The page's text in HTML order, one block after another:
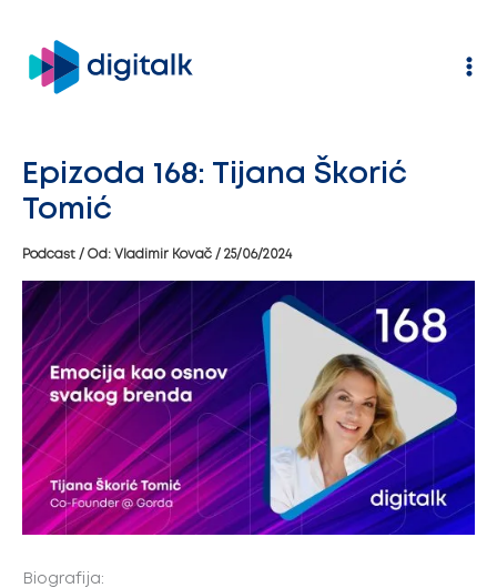
sadržaj
Epizoda 168: Tijana Škorić
Tomić
Podcast / Od: Vladimir Kovač / 25/06/2024
Biografija: